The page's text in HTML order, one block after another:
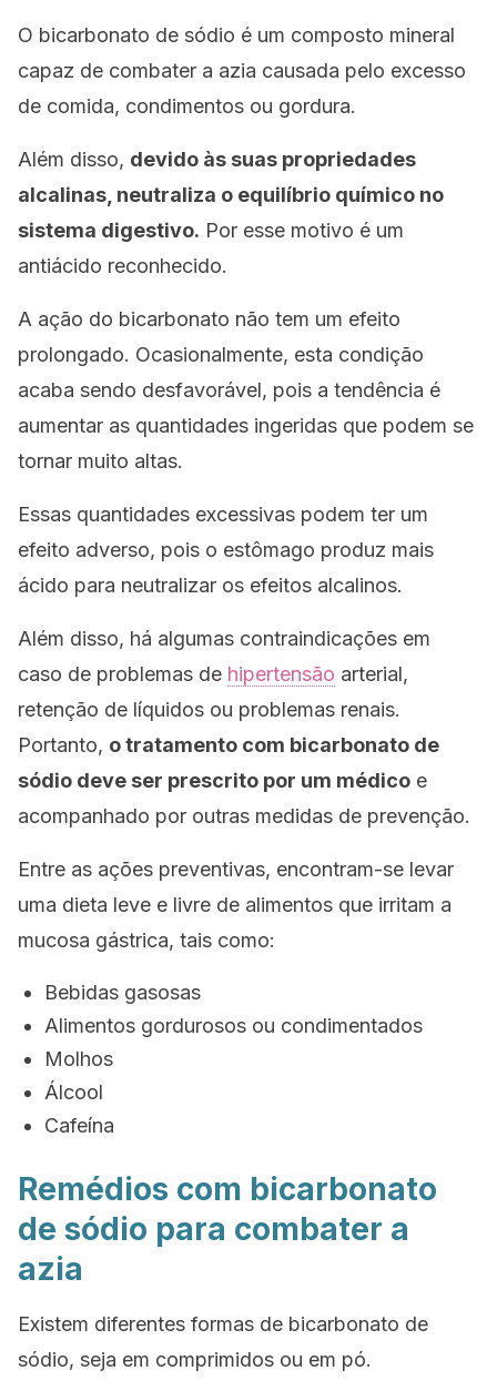
O bicarbonato de sódio é um composto mineral
capaz de combater a azia causada pelo excesso
de comida, condimentos ou gordura.
Além disso, devido às suas propriedades
alcalinas, neutraliza o equilíbrio químico no
sistema digestivo. Por esse motivo é um
antiácido reconhecido.
A ação do bicarbonato não tem um efeito
prolongado. Ocasionalmente, esta condição
acaba sendo desfavorável, pois a tendência é
aumentar as quantidades ingeridas que podem se
tornar muito altas.
Essas quantidades excessivas podem ter um
efeito adverso, pois o estômago produz mais
ácido para neutralizar os efeitos alcalinos.
Além disso, há algumas contraindicações em
caso de problemas de hipertensão arterial,
retenção de líquidos ou problemas renais.
Portanto, o tratamento com bicarbonato de
sódio deve ser prescrito por um médico e
acompanhado por outras medidas de prevenção.
Entre as ações preventivas, encontram-se levar
uma dieta leve e livre de alimentos que irritam a
mucosa gástrica, tais como:
Bebidas gasosas
Alimentos gordurosos ou condimentados
Molhos
Álcool
Cafeína
Remédios com bicarbonato
de sódio para combater a
azia
Existem diferentes formas de bicarbonato de
sódio, seja em comprimidos ou em pó.